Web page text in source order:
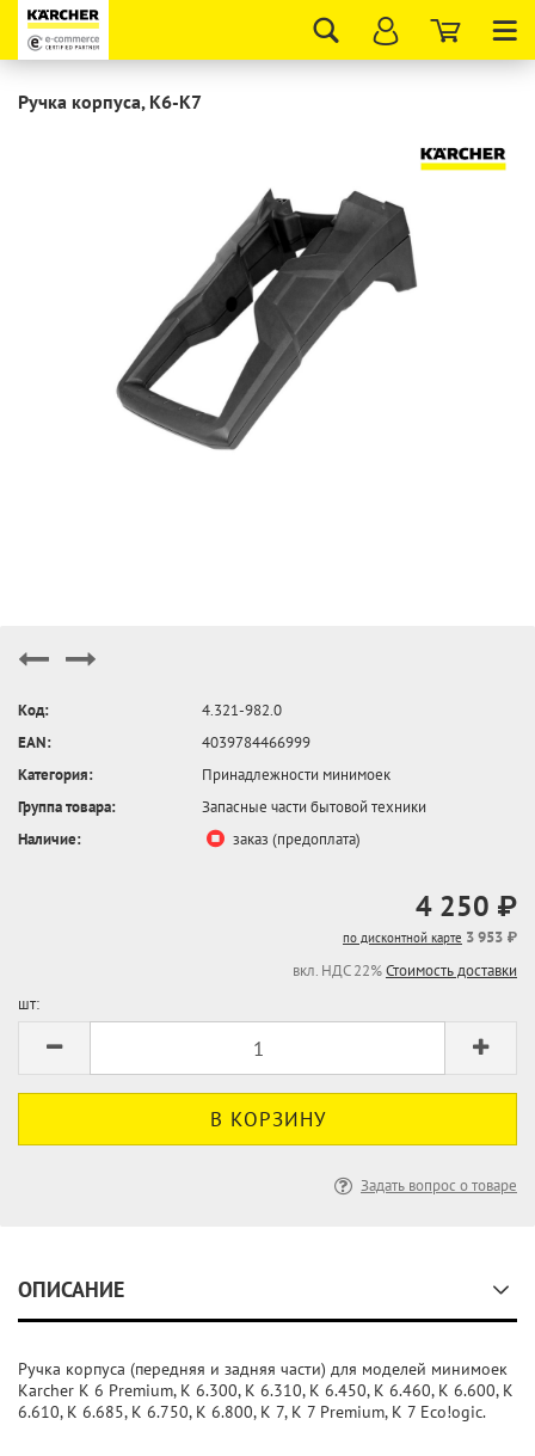
Ручка корпуса, K6-K7
Код:
4.321-982.0
EAN:
4039784466999
Категория:
Принадлежности минимоек
Группа товара:
Запасные части бытовой техники
Наличие:
заказ (предоплата)
4 250 ₽
по дисконтной карте 3 953 ₽
вкл. НДС 22%Стоимость доставки
шт:
Задать вопрос о товаре
ОПИСАНИЕ
Ручка корпуса (передняя и задняя части) для моделей минимоек
Karcher K 6 Premium, K 6.300, K 6.310, K 6.450, K 6.460, K 6.600, K
6.610, K 6.685, K 6.750, K 6.800, K 7, K 7 Premium, K 7 Eco!ogic.